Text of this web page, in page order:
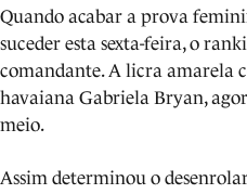
Quando acabar a prova
suceder esta sexta-feira, o
comandante. A licra amarela
havaiana Gabriela Bryan,
meio.
Assim determinou o